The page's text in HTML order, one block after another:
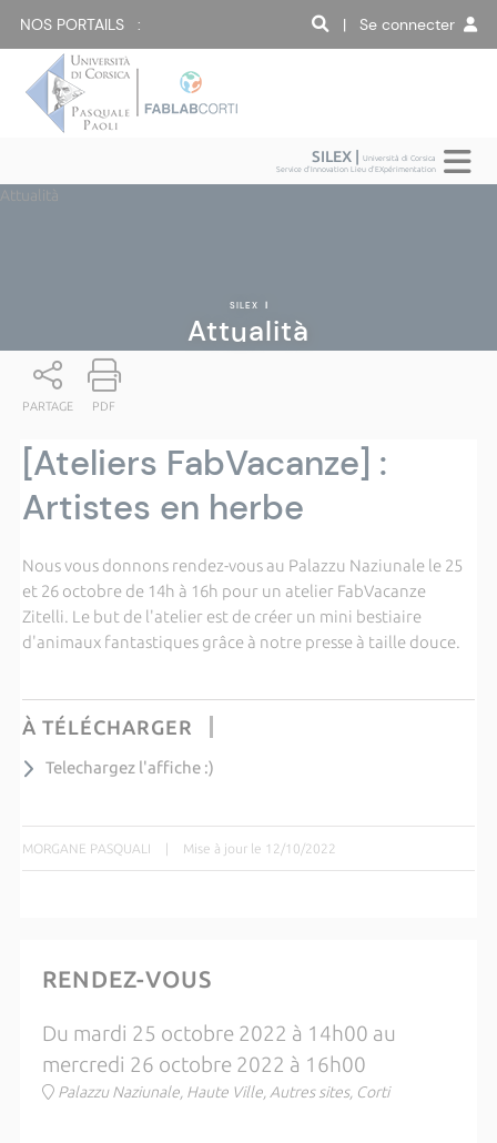
NOS PORTAILS : | Se connecter
SILEX |Università di Corsica
Service d'Innovation Lieu d'EXpérimentation
Attualità
SILEX |
Attualità
PARTAGE PDF
[Ateliers FabVacanze] :
Artistes en herbe
Nous vous donnons rendez-vous au Palazzu Naziunale le 25
et 26 octobre de 14h à 16h pour un atelier FabVacanze
Zitelli. Le but de l'atelier est de créer un mini bestiaire
d'animaux fantastiques grâce à notre presse à taille douce.
À TÉLÉCHARGER
Telechargez l'affiche :)
MORGANE PASQUALI | Mise à jour le 12/10/2022
RENDEZ-VOUS
Du mardi 25 octobre 2022 à 14h00 au
mercredi 26 octobre 2022 à 16h00
Palazzu Naziunale, Haute Ville, Autres sites, Corti